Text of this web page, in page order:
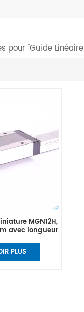
pour "Guide
MGN12H,
avec longueur
PLUS